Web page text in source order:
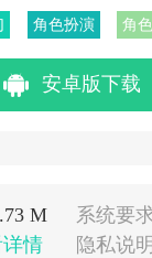
角色扮演 角
安卓版下载
M 系统要
情 隐私说